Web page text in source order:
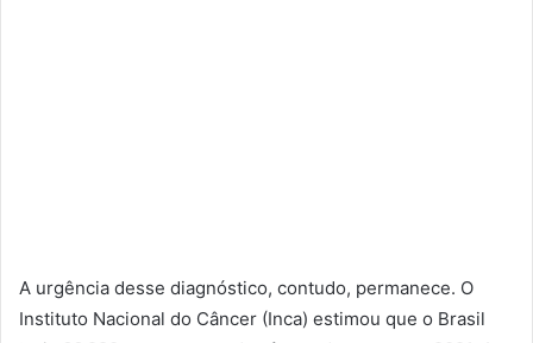
A urgência desse diagnóstico, contudo, permanece. O
Instituto Nacional do Câncer (Inca) estimou que o Brasil